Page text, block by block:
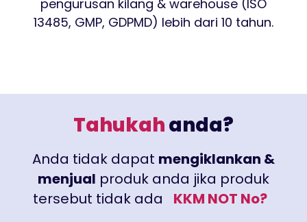
pengurusan kilang & warehouse (ISO
13485, GMP, GDPMD) lebih dari 10 tahun.
Tahukahanda?
Anda tidak dapat mengiklankan &
menjual produk anda jika produk
tersebut tidak ada KKM NOT No?